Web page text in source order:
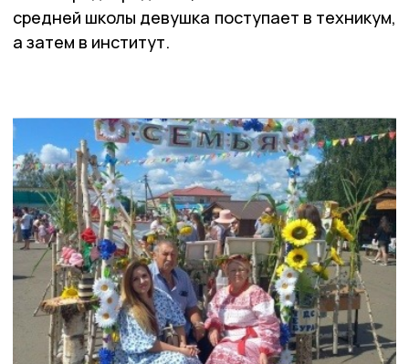
средней школы девушка поступает в техникум,
а затем в институт.